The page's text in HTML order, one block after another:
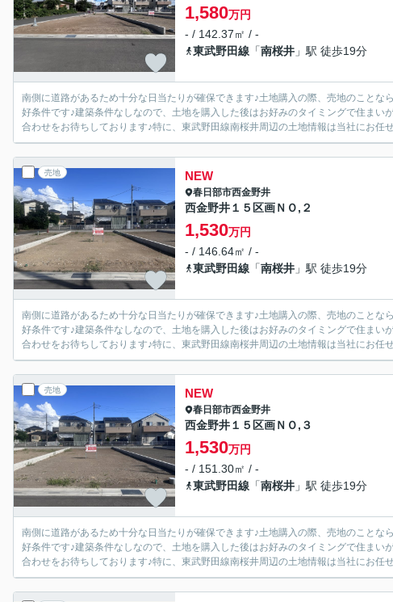
1,580万円
- / 142.37㎡ / -
東武野田線 「南桜井 」駅 徒歩19分
南側に道路があるため十分な日当たりが確保できます♪土地購入の際、売地のこと
好条件です♪建築条件なしなので、土地を購入した後はお好みのタイミングで住ま
合わせをお待ちしております♪特に、東武野田線南桜井周辺の土地情報は当社にお任
売地 NEW
春日部市西金野井
西金野井１５区画ＮＯ,２
1,530万円
- / 146.64㎡ / -
東武野田線 「南桜井 」駅 徒歩19分
南側に道路があるため十分な日当たりが確保できます♪土地購入の際、売地のこと
好条件です♪建築条件なしなので、土地を購入した後はお好みのタイミングで住ま
合わせをお待ちしております♪特に、東武野田線南桜井周辺の土地情報は当社にお任
売地 NEW
春日部市西金野井
西金野井１５区画ＮＯ,３
1,530万円
- / 151.30㎡ / -
東武野田線 「南桜井 」駅 徒歩19分
南側に道路があるため十分な日当たりが確保できます♪土地購入の際、売地のこと
好条件です♪建築条件なしなので、土地を購入した後はお好みのタイミングで住ま
合わせをお待ちしております♪特に、東武野田線南桜井周辺の土地情報は当社にお任